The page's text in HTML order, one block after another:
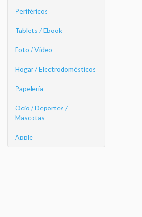
Periféricos
Tablets / Ebook
Foto / Video
Hogar / Electrodomésticos
Papelería
Ocio / Deportes /
Mascotas
Apple